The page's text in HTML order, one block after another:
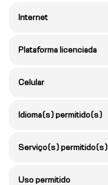
Internet
Plataforma licenciada
Celular
Idioma(s) permitido(s)
Serviço(s) permitido(s)
Uso permitido